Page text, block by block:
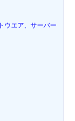
ウエア、サーバー